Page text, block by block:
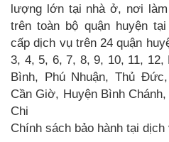
lượng lớn tại nhà ở, nơi
trên toàn bộ quận huyện
cấp dịch vụ trên 24 quận
3, 4, 5, 6, 7, 8, 9, 10, 11, 12,
Bình, Phú Nhuận, Thủ
Cần Giờ, Huyện Bình
Chi
Chính sách bảo hành tại